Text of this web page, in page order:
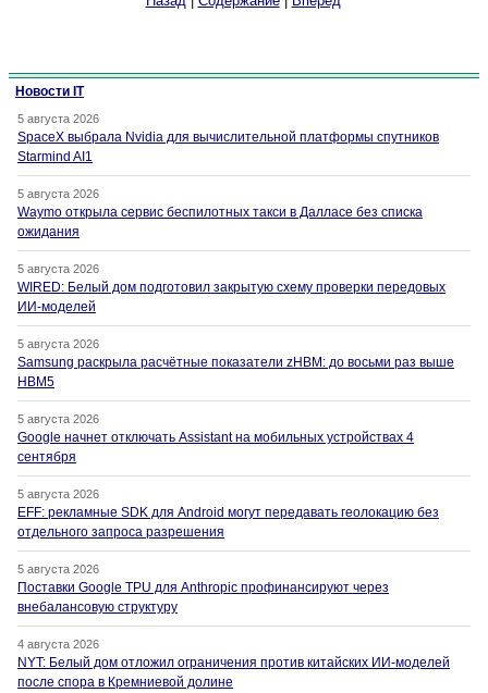
Новости IT
5 августа 2026
SpaceX выбрала Nvidia для вычислительной платформы спутников
Starmind AI1
5 августа 2026
Waymo открыла сервис беспилотных такси в Далласе без списка
ожидания
5 августа 2026
WIRED: Белый дом подготовил закрытую схему проверки передовых
ИИ-моделей
5 августа 2026
Samsung раскрыла расчётные показатели zHBM: до восьми раз выше
HBM5
5 августа 2026
Google начнет отключать Assistant на мобильных устройствах 4
сентября
5 августа 2026
EFF: рекламные SDK для Android могут передавать геолокацию без
отдельного запроса разрешения
5 августа 2026
Поставки Google TPU для Anthropic профинансируют через
внебалансовую структуру
4 августа 2026
NYT: Белый дом отложил ограничения против китайских ИИ-моделей
после спора в Кремниевой долине